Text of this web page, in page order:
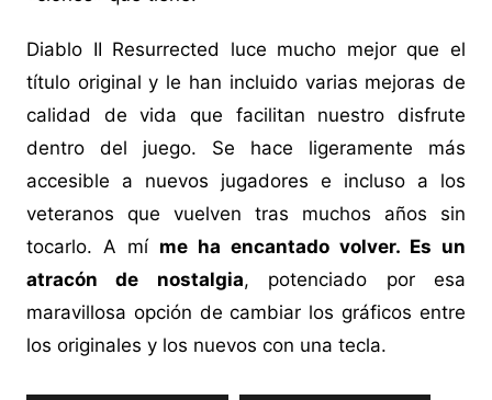
Diablo II Resurrected luce mucho mejor que el
título original y le han incluido varias mejoras de
calidad de vida que facilitan nuestro disfrute
dentro del juego. Se hace ligeramente más
accesible a nuevos jugadores e incluso a los
veteranos que vuelven tras muchos años sin
tocarlo. A mí me ha encantado volver. Es un
atracón de nostalgia, potenciado por esa
maravillosa opción de cambiar los gráficos entre
los originales y los nuevos con una tecla.